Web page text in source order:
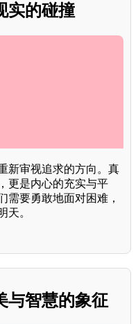
实的碰撞
新审视追求的方向。真
更是内心的充实与平
需要勇敢地面对困难，
天。
与智慧的象征